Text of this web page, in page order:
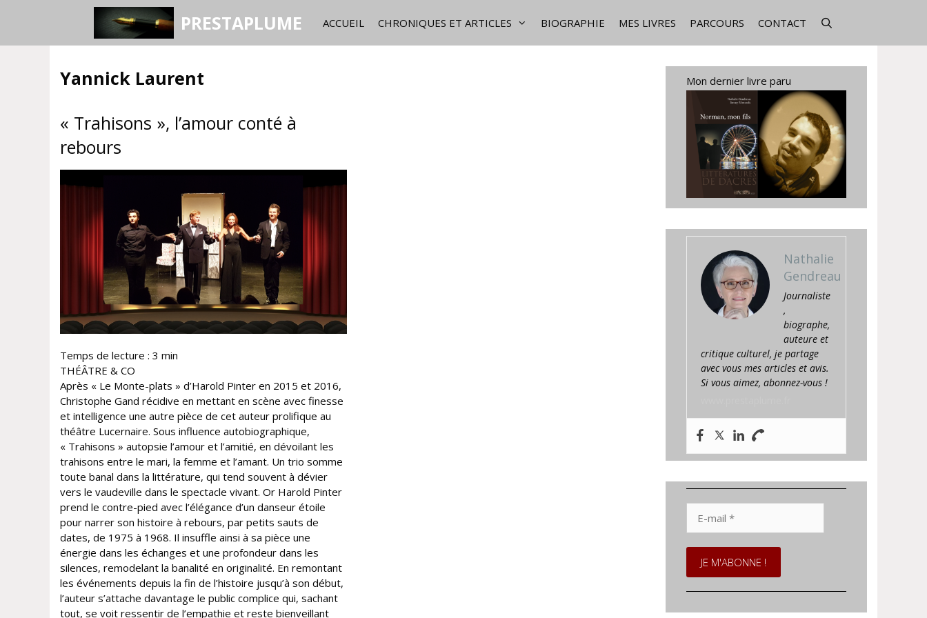
PRESTAPLUME ACCUEIL CHRONIQUES ET ARTICLES BIOGRAPHIE MES LIVRES PARCOURS CONTACT
Yannick Laurent
« Trahisons », l’amour conté à
rebours
Temps de lecture : 3 min
THÉÂTRE & CO
Après « Le Monte-plats » d’Harold Pinter en 2015 et 2016,
Christophe Gand récidive en mettant en scène avec finesse
et intelligence une autre pièce de cet auteur prolifique au
théâtre Lucernaire. Sous influence autobiographique,
« Trahisons » autopsie l’amour et l’amitié, en dévoilant les
trahisons entre le mari, la femme et l’amant. Un trio somme
toute banal dans la littérature, qui tend souvent à dévier
vers le vaudeville dans le spectacle vivant. Or Harold Pinter
prend le contre-pied avec l’élégance d’un danseur étoile
pour narrer son histoire à rebours, par petits sauts de
dates, de 1975 à 1968. Il insuffle ainsi à sa pièce une
énergie dans les échanges et une profondeur dans les
silences, remodelant la banalité en originalité. En remontant
les événements depuis la fin de l’histoire jusqu’à son début,
l’auteur s’attache davantage le public complice qui, sachant
tout, se voit ressentir de l’empathie et reste bienveillant
Mon dernier livre paru
Nathalie
Gendreau
Journaliste
,
biographe,
auteure et
critique culturel, je partage
avec vous mes articles et avis.
Si vous aimez, abonnez-vous !
mail
*